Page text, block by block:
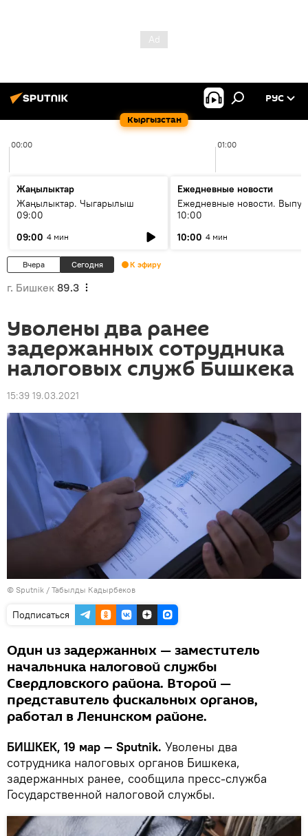
Кыргызстан
РУС
00:00 01:00
Жаңылыктар
Жаңылыктар. Чыгарылыш
09:00
09:00 4 мин
Ежедневные новости
Ежедневные новости.
10:00
10:00 4 мин
Вчера Сегодня К эфиру
г. Бишкек 89.3
Уволены два ранее
задержанных сотрудника
налоговых служб Бишкека
15:39 19.03.2021
© Sputnik / Табылды Кадырбеков
Подписаться
Один из задержанных — заместитель
начальника налоговой службы
Свердловского района. Второй —
представитель фискальных органов,
работал в Ленинском районе.
БИШКЕК, 19 мар — Sputnik. Уволены два
сотрудника налоговых органов Бишкека,
задержанных ранее, сообщила пресс-служба
Государственной налоговой службы.